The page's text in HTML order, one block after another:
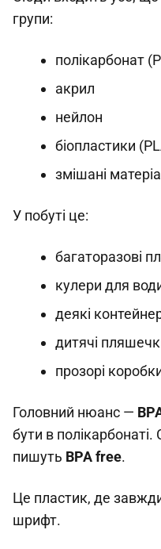
групи:
полікарбонат
акрил
нейлон
біопластики
змішані
У побуті це:
багаторазові
кулери для
деякі
дитячі
прозорі
Головний нюанс —
бути в
пишуть BPA free.
Це пластик, де
шрифт.